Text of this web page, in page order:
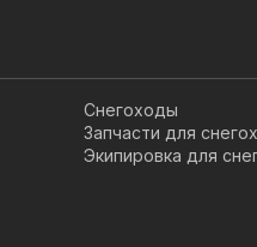
Снегоходы
Запчасти для
Экипировка для